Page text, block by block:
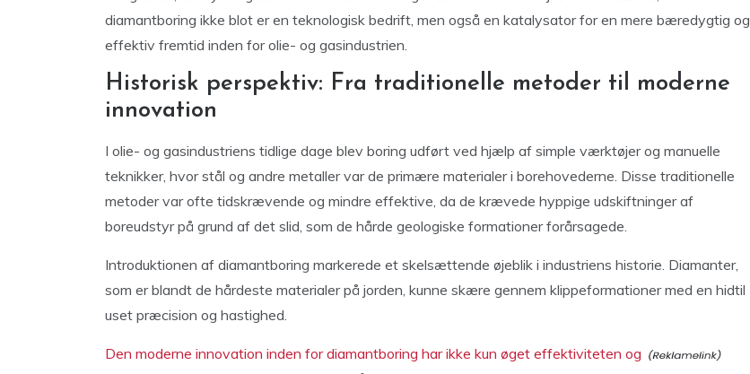
diamantboring ikke blot er en teknologisk bedrift, men også en katalysator for en mere bæredygtig og
effektiv fremtid inden for olie- og gasindustrien.
Historisk perspektiv: Fra traditionelle metoder til moderne
innovation
I olie- og gasindustriens tidlige dage blev boring udført ved hjælp af simple værktøjer og manuelle
teknikker, hvor stål og andre metaller var de primære materialer i borehovederne. Disse traditionelle
metoder var ofte tidskrævende og mindre effektive, da de krævede hyppige udskiftninger af
boreudstyr på grund af det slid, som de hårde geologiske formationer forårsagede.
Introduktionen af diamantboring markerede et skelsættende øjeblik i industriens historie. Diamanter,
som er blandt de hårdeste materialer på jorden, kunne skære gennem klippeformationer med en hidtil
uset præcision og hastighed.
Den moderne innovation inden for diamantboring har ikke kun øget effektiviteten og